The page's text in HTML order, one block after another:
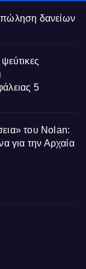
πώληση δανείων
5
του Nolan:
για την Αρχαία